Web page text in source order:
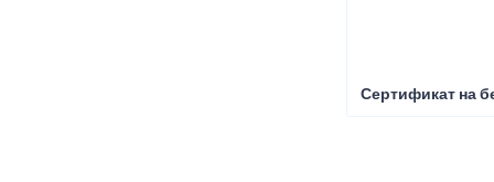
Сертификат на